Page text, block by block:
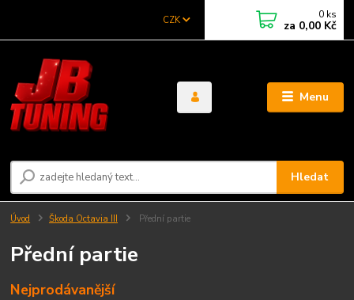
Menu
CZK
Hledat
0 ks
za 0,00 Kč
Úvod Škoda Octavia III Přední partie
Přední partie
Nejprodávanější